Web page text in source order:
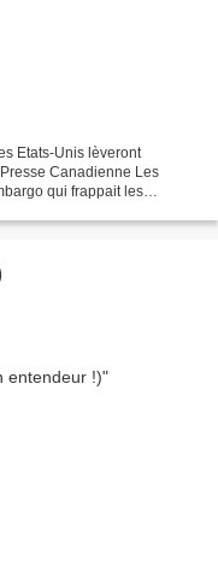
Etats-Unis lèveront
Canadienne Les
qui frappait les